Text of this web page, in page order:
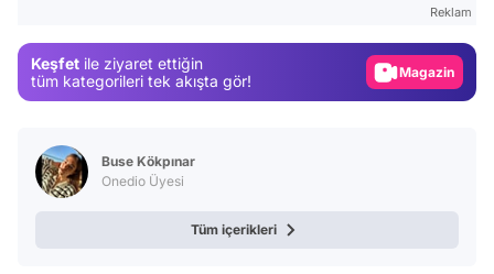
Reklam
Keşfet ile ziyaret ettiğin
tüm kategorileri tek akışta gör!
Magazin
Buse Kökpınar
Onedio Üyesi
Tüm içerikleri